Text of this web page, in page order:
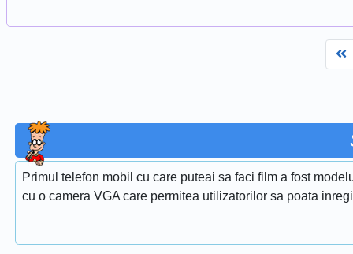
Primul telefon mobil cu care puteai sa faci film a fost
cu o camera VGA care permitea utilizatorilor sa poata